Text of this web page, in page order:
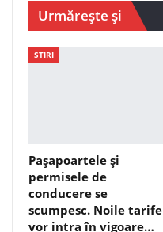
Urmărește și
STIRI
Pașapoartele și
permisele de
conducere se
scumpesc. Noile tarife
vor intra în vigoare…